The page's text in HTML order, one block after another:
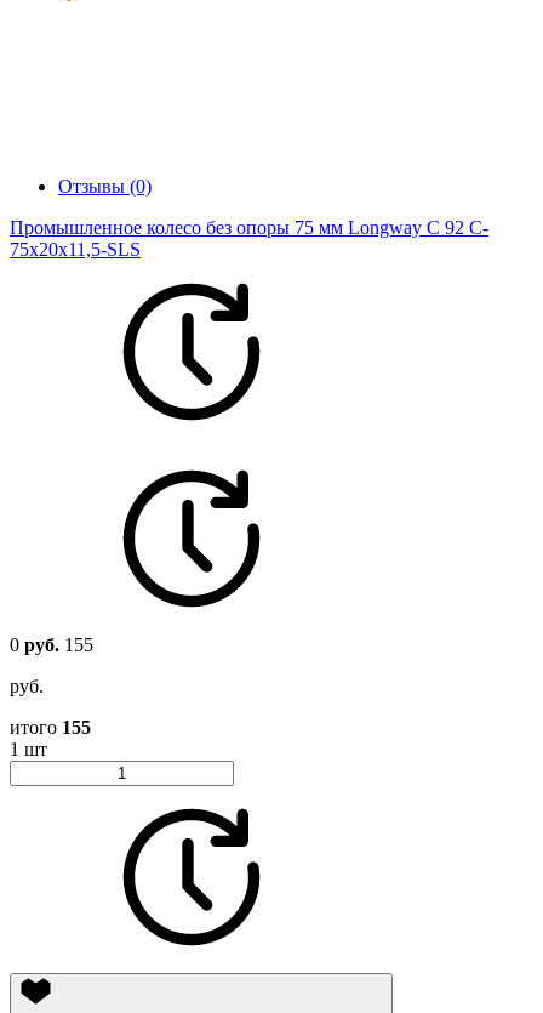
Отзывы (0)
Промышленное колесо без опоры 75 мм Longway С 92 C-
75х20х11,5-SLS
0 руб. 155
руб.
итого 155
1 шт